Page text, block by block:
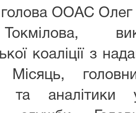
голова ООАС
коаліції з
та аналітики